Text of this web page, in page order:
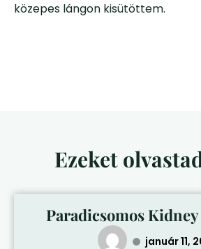
közepes lángon kisütöttem.
Ezeket
Paradicsomos Kidney
január 11,